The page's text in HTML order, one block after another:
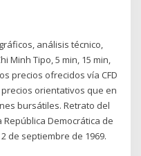
análisis técnico,
Minh Tipo, 5 min, 15 min,
precios ofrecidos vía CFD
orientativos que en
bursátiles. Retrato del
Democrática de
de septiembre de 1969.